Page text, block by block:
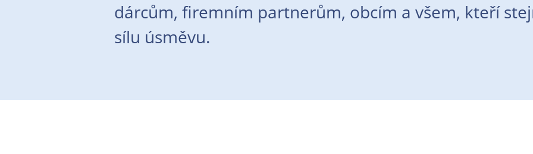
dárcům, firemním partnerům, obcím a všem, kteří
sílu úsměvu.